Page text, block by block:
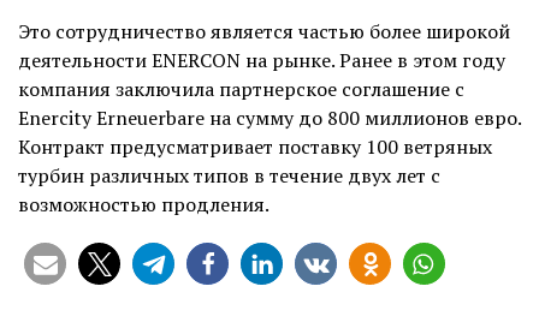
Это сотрудничество является частью более широкой
деятельности ENERCON на рынке. Ранее в этом году
компания заключила партнерское соглашение с
Enercity Erneuerbare на сумму до 800 миллионов евро.
Контракт предусматривает поставку 100 ветряных
турбин различных типов в течение двух лет с
возможностью продления.